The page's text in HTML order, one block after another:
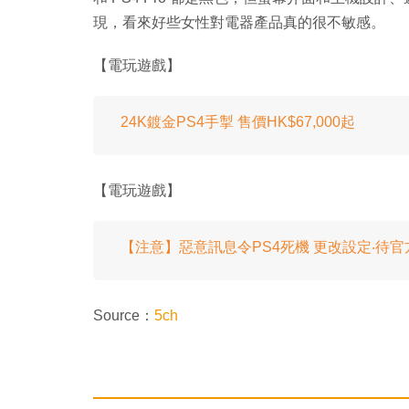
現，看來好些女性對電器產品真的很不敏感。
【電玩遊戲】
24K鍍金PS4手掣 售價HK$67,000起
【電玩遊戲】
【注意】惡意訊息令PS4死機 更改設定‧待
Source： 5ch